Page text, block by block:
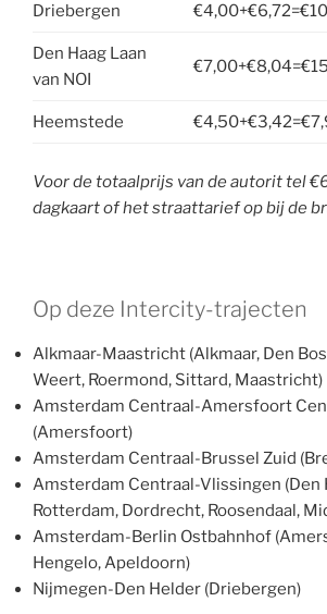
Driebergen
Den Haag Laan
van NOI
Heemstede
Voor de totaalprijs van de autorit tel
dagkaart of het straattarief op bij de
Op deze Intercity-trajecten
Alkmaar-Maastricht (Alkmaar, Den
Weert, Roermond, Sittard, Maastricht)
Amsterdam Centraal-Amersfoort
(Amersfoort)
Amsterdam Centraal-Brussel Zuid
Amsterdam Centraal-Vlissingen (Den
Rotterdam, Dordrecht, Roosendaal,
Amsterdam-Berlin Ostbahnhof
Hengelo, Apeldoorn)
Nijmegen-Den Helder (Driebergen)